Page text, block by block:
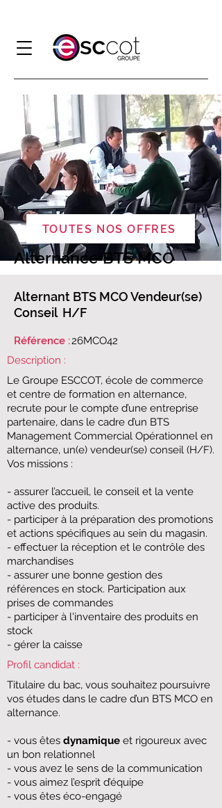
TOUTES NOS OFFRES
Alternance BTS MCO
​​Alternant BTS MCO Vendeur(se)
Conseil ​ H/F
Référence :​​26MCO42​
Description :
Le Groupe ESCCOT, école de commerce
et centre de formation en alternance,
recrute pour le compte d’une entreprise
partenaire, dans le cadre ​d’un BTS
Management Commercial Opérationnel​ en
alternance, un(e) ​vendeur(se) conseil​ (H/F).
​​Vos missions :
​- assurer l’accueil, le conseil et la vente
active des produits.
​- participer à la préparation des promotions
et actions spécifiques au sein du magasin.
​- effectuer la réception et le contrôle des
marchandises
​- assurer une bonne gestion des
références en stock. Participation aux
prises de commandes
​- participer à l'inventaire des produits en
stock
​- gérer la caisse
Profil candidat :
​​Titulaire du bac, vous souhaitez poursuivre
vos études dans le cadre d’un BTS MCO en
alternance.
​- vous êtes dynamique et rigoureux avec
un bon relationnel
​- vous avez le sens de la communication
​- vous aimez l’esprit d’équipe
​- vous êtes éco-engagé